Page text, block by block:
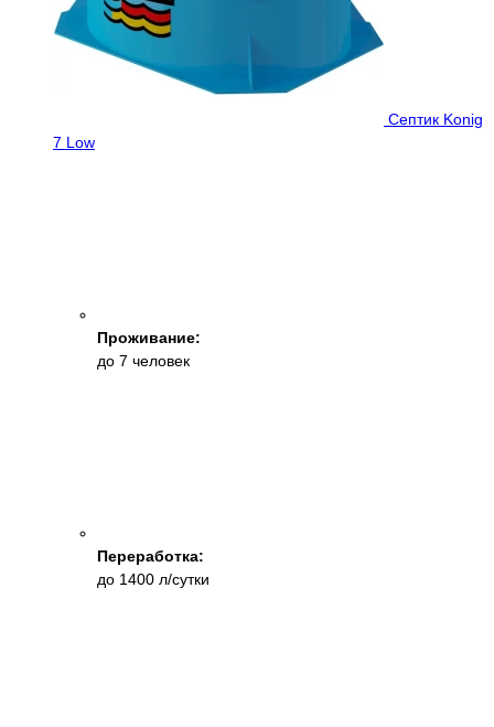
Септик Konig
7 Low
Проживание:
до 7 человек
Переработка:
до 1400 л/сутки